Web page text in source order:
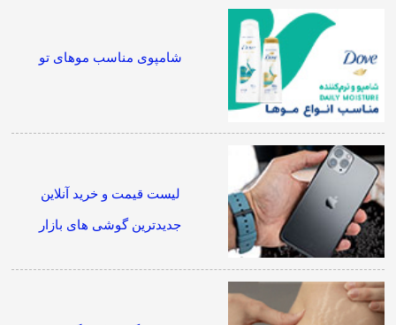
شامپوی مناسب موهای تو
لیست قیمت و خرید آنلاین
جدیدترین گوشی های بازار